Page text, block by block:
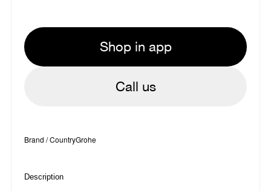
Shop in app
Call us
Brand / CountryGrohe
Description